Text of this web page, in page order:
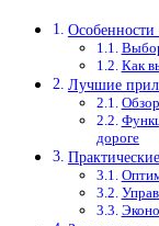
Особенности
Как
Лучшие
дороге